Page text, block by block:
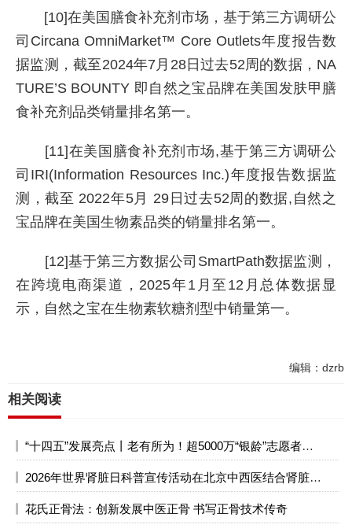
[10]在美国膳食补充剂市场，基于第三方调研公
司Circana OmniMarket™ Core Outlets年度报告数
据监测，截至2024年7月28日过去52周的数据，NA
TURE’S BOUNTY 即自然之宝品牌在美国发肤甲膳
食补充剂品类销量排名第一。
[11]在美国膳食补充剂市场,基于第三方调研公
司IRI(Information Resources Inc.)年度报告数据监
测，截至 2022年5月 29日过去52周的数据,自然之
宝品牌在美国生物素品类的销量排名第一。
[12]基于第三方数据公司SmartPath数据监测，
在跨境电商渠道，2025年1月至12月总体数据显
示，自然之宝在生物素软糖剂型中销量第一。
编辑：dzrb
相关阅读
“十四五”发展亮点丨老有所为！超5000万“银龄”志愿者放光彩
2026年世界肾脏日科普宣传活动在北京中西医结合肾脏疑难病会诊中心成功举办
花氏正骨法：创新发展中医正骨 书写正骨技术传奇